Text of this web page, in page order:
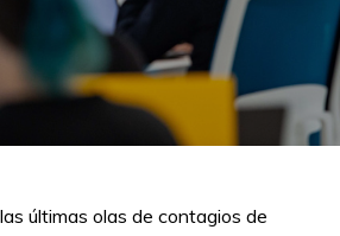
últimas olas de contagios de